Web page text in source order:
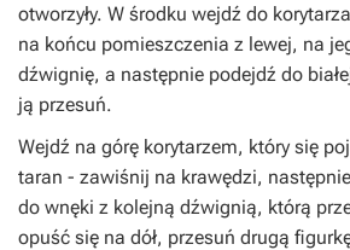
otworzyły. W środku wejdź do
na końcu pomieszczenia z lewej, na
dźwignię, a następnie podejdź do
ją przesuń.
Wejdź na górę korytarzem, który się
taran - zawiśnij na krawędzi,
do wnęki z kolejną dźwignią, którą
opuść się na dół, przesuń drugą